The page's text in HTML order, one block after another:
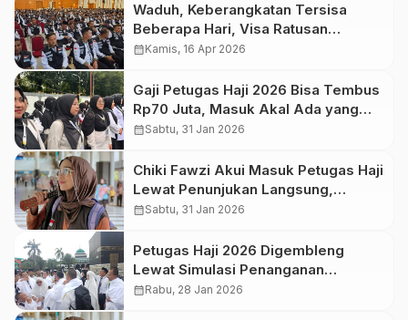
Waduh, Keberangkatan Tersisa
Beberapa Hari, Visa Ratusan
Petugas Haji Belum Terbit
calendar_monthKamis, 16 Apr 2026
Gaji Petugas Haji 2026 Bisa Tembus
Rp70 Juta, Masuk Akal Ada yang
Sampai Palsukan Keterangan Sehat
calendar_monthSabtu, 31 Jan 2026
Chiki Fawzi Akui Masuk Petugas Haji
Lewat Penunjukan Langsung,
Tawaran Datang Saat Diklat Akan
calendar_monthSabtu, 31 Jan 2026
Petugas Haji 2026 Digembleng
Lewat Simulasi Penanganan
Armuzna, Tutup Celah Kesalahan
calendar_monthRabu, 28 Jan 2026